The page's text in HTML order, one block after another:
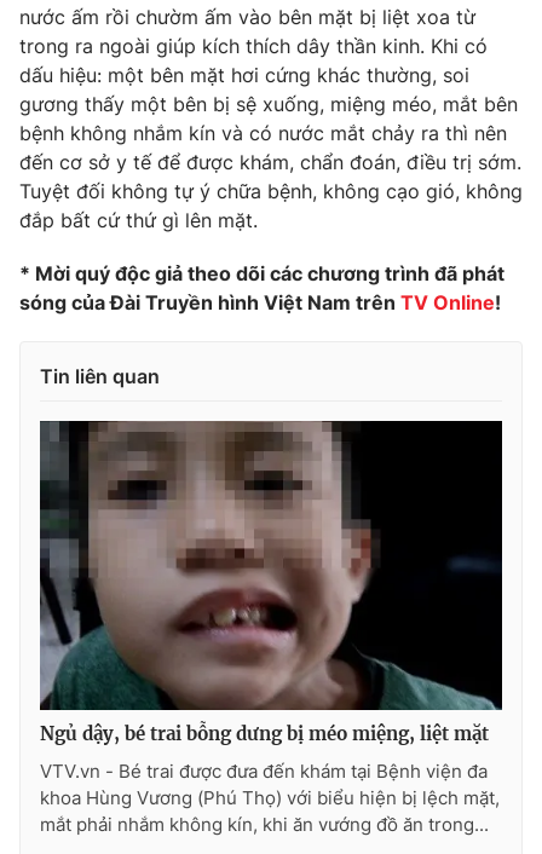
nước ấm rồi chườm ấm vào bên mặt bị liệt xoa từ
trong ra ngoài giúp kích thích dây thần kinh. Khi có
dấu hiệu: một bên mặt hơi cứng khác thường, soi
gương thấy một bên bị sệ xuống, miệng méo, mắt bên
bệnh không nhắm kín và có nước mắt chảy ra thì nên
đến cơ sở y tế để được khám, chẩn đoán, điều trị sớm.
Tuyệt đối không tự ý chữa bệnh, không cạo gió, không
đắp bất cứ thứ gì lên mặt.
* Mời quý độc giả theo dõi các chương trình đã phát
sóng của Đài Truyền hình Việt Nam trên TV Online!
Tin liên quan
Ngủ dậy, bé trai bỗng dưng bị méo miệng, liệt mặt
VTV.vn - Bé trai được đưa đến khám tại Bệnh viện đa
khoa Hùng Vương (Phú Thọ) với biểu hiện bị lệch mặt,
mắt phải nhắm không kín, khi ăn vướng đồ ăn trong...